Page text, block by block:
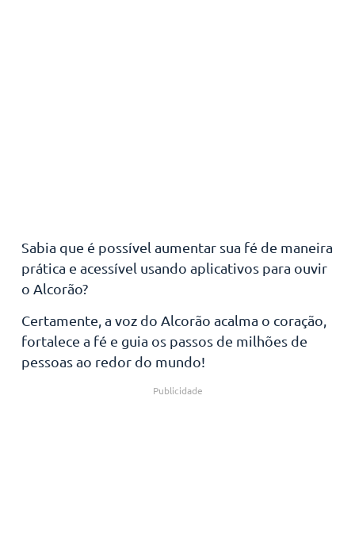
Sabia que é possível aumentar sua fé de maneira
prática e acessível usando aplicativos para ouvir
o Alcorão?
Certamente, a voz do Alcorão acalma o coração,
fortalece a fé e guia os passos de milhões de
pessoas ao redor do mundo!
Publicidade